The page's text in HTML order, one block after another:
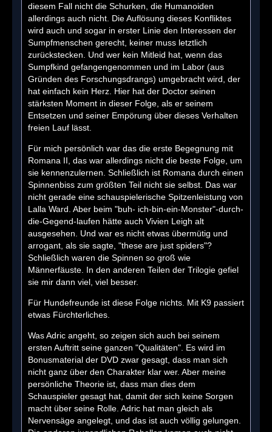
diesem Fall nicht die Schurken, die Humanoiden
allerdings auch nicht. Die Auflösung dieses Konfliktes
wird auch und sogar in erster Linie den Interessen der
Sumpfmenschen gerecht, keiner muss letztlich
zurückstecken. Und wer kein Mitleid hat, wenn das
Sumpfkind gefangengenommen und im Labor (aus
Gründen des Forschungsdrangs) umgebracht wird, der
hat einfach kein Herz. Hier hat der Doctor seinen
stärksten Moment in dieser Folge, als er seinem
Entsetzen und seiner Empörung über dieses Verhalten
freien Lauf lässt.
Für mich persönlich war das die erste Begegnung mit
Romana II, das war allerdings nicht die beste Folge, um
sie kennenzulernen. Schließlich ist Romana durch einen
Spinnenbiss zum größten Teil nicht sie selbst. Das war
nicht gerade eine schauspielerische Spitzenleistung von
Lalla Ward. Aber beim "buh- ich-bin-ein-Monster"-durch-
die-Gegend-laufen hätte auch Vivien Leigh alt
ausgesehen. Und war es nicht etwas übermütig und
arrogant, als sie sagte, "these are just spiders"?
Schließlich waren die Spinnen so groß wie
Männerfäuste. In den anderen Teilen der Trilogie gefiel
sie mir dann viel, viel besser.
Für Hundefreunde ist diese Folge nichts. Mit K9 passiert
etwas Fürchterliches.
Was Adric angeht, so zeigen sich auch bei seinem
ersten Auftritt seine ganzen "Qualitäten". Es wird im
Bonusmaterial der DVD zwar gesagt, dass man sich
nicht ganz über den Charakter klar wer. Aber meine
persönliche Theorie ist, dass man dies dem
Schauspieler gesagt hat, damit der sich keine Sorgen
macht über seine Rolle. Adric hat man gleich als
Nervensäge angelegt, und das ist auch völlig gelungen.